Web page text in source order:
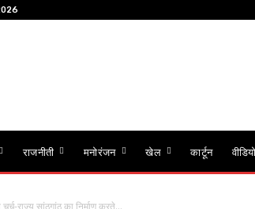
राजनीती मनोरंजन खेल कार्टून वीडियो
राज्य सांठगांठ का निर्माण करते...